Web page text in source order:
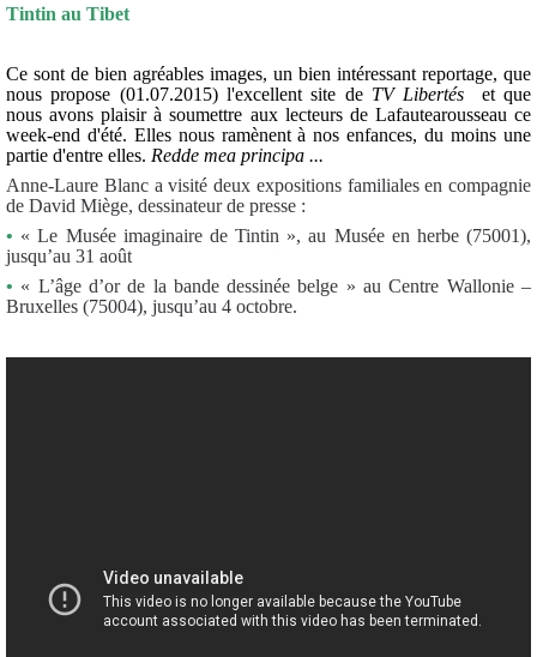
Tintin au Tibet
Ce sont de bien agréables images, un bien intéressant reportage, que
nous propose (01.07.2015) l'excellent site de TV Libertés
et que
nous avons plaisir à soumettre aux lecteurs de Lafautearousseau ce
week-end d'été. Elles nous ramènent à nos enfances, du moins une
partie d'entre elles. Redde mea principa ...
Anne-Laure Blanc a visité deux expositions familiales en compagnie
de David Miège, dessinateur de presse :
• « Le Musée imaginaire de Tintin », au Musée en herbe (75001),
jusqu’au 31 août
• « L’âge d’or de la bande dessinée belge » au Centre Wallonie –
Bruxelles (75004), jusqu’au 4 octobre.